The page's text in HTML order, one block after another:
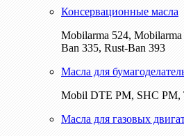
Консервационные масла
Mobilarma 524,
Ban 335, Rust-Ban 393
Масла для
Mobil DTE РМ, SHC PM,
Масла для газовых